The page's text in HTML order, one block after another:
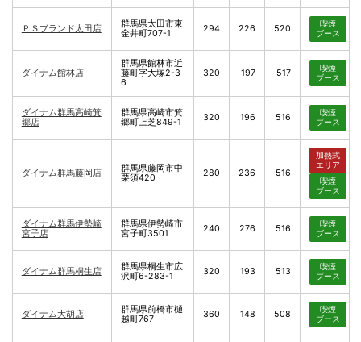
ＰＳブランド太田店
群馬県太田市東
金井町707-1
294 226 520
喫煙
ブース
ダイナム館林店
群馬県館林市近
藤町字大塚2-3
6
320 197 517
喫煙
ブース
ダイナム群馬高崎箕
郷店
群馬県高崎市箕
郷町上芝849-1
320 196 516
喫煙
ブース
ダイナム群馬藤岡店
群馬県藤岡市中
栗須420
280 236 516
加熱式
エリア
喫煙
ブース
ダイナム群馬伊勢崎
宮子店
群馬県伊勢崎市
宮子町3501
240 276 516
喫煙
ブース
ダイナム群馬桐生店
群馬県桐生市広
沢町6-283-1
320 193 513
喫煙
ブース
ダイナム大胡店
群馬県前橋市樋
越町767
360 148 508
喫煙
ブース